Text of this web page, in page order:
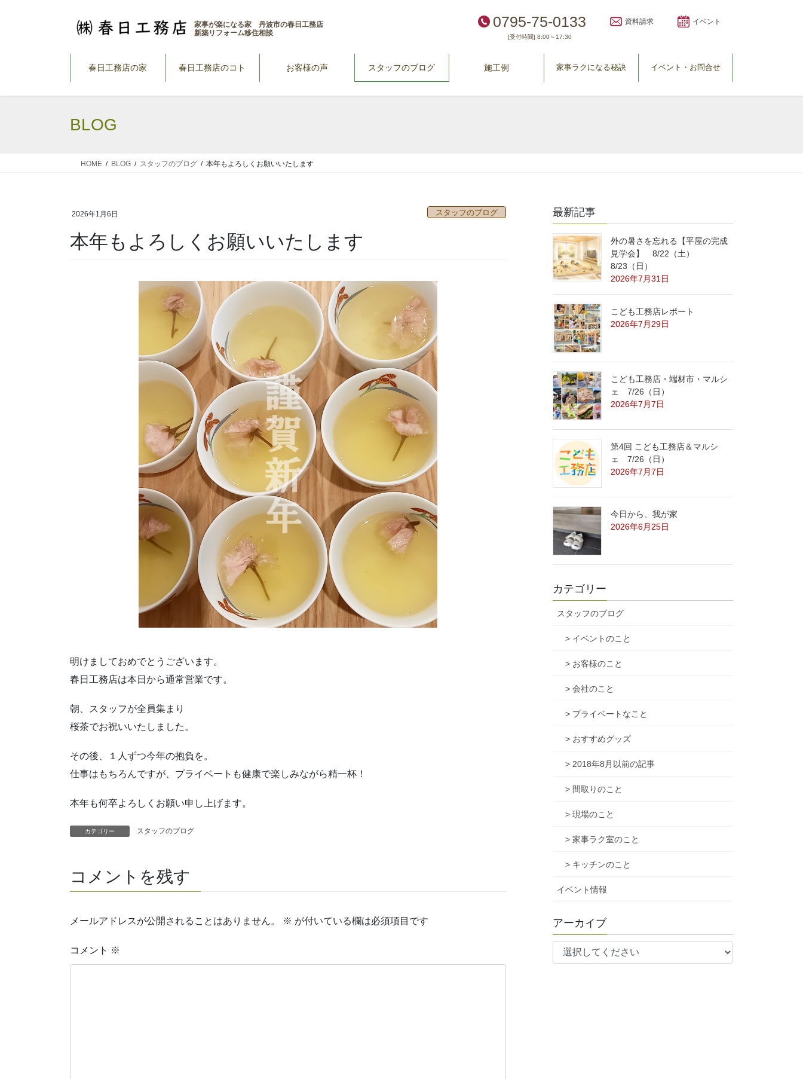
家事が楽になる家 丹波市の春日工務店
新築リフォーム移住相談
0795-75-0133
[受付時間] 8:00～17:30
資料請求 イベント
春日工務店の家 春日工務店のコト お客様の声 スタッフのブログ 施工例 家事ラクになる秘訣 イベント・お問合せ
BLOG
HOME BLOG スタッフのブログ 本年もよろしくお願いいたします
2026年1月6日 スタッフのブログ
本年もよろしくお願いいたします
明けましておめでとうございます。
春日工務店は本日から通常営業です。
朝、スタッフが全員集まり
桜茶でお祝いいたしました。
その後、１人ずつ今年の抱負を。
仕事はもちろんですが、プライベートも健康で楽しみながら精一杯！
本年も何卒よろしくお願い申し上げます。
カテゴリー スタッフのブログ
コメントを残す
メールアドレスが公開されることはありません。 ※ が付いている欄は必須項目です
コメント ※
最新記事
外の暑さを忘れる【平屋の完成
見学会】 8/22（土）
8/23（日）
2026年7月31日
こども工務店レポート
2026年7月29日
こども工務店・端材市・マルシ
ェ 7/26（日）
2026年7月7日
第4回 こども工務店＆マルシ
ェ 7/26（日）
2026年7月7日
今日から、我が家
2026年6月25日
カテゴリー
スタッフのブログ
> イベントのこと
> お客様のこと
> 会社のこと
> プライベートなこと
> おすすめグッズ
> 2018年8月以前の記事
> 間取りのこと
> 現場のこと
> 家事ラク室のこと
> キッチンのこと
イベント情報
アーカイブ